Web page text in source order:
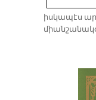
իսկապէս